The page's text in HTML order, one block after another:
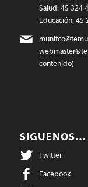
Salud: 45 324
Educación: 45
contenido)
SIGUENOS…
Twitter
Facebook